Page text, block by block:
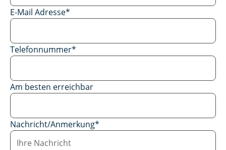
E-Mail Adresse*
Telefonnummer*
Am besten erreichbar
Nachricht/Anmerkung*